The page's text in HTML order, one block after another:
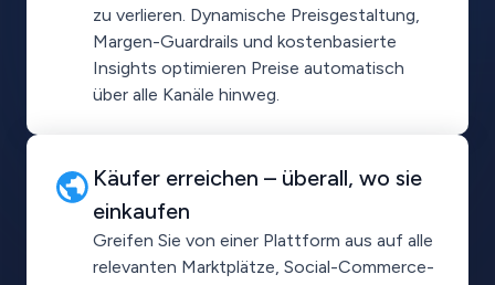
zu verlieren. Dynamische Preisgestaltung,
Margen-Guardrails und kostenbasierte
Insights optimieren Preise automatisch
über alle Kanäle hinweg.
Käufer erreichen – überall, wo sie
einkaufen
Greifen Sie von einer Plattform aus auf alle
relevanten Marktplätze, Social-Commerce-